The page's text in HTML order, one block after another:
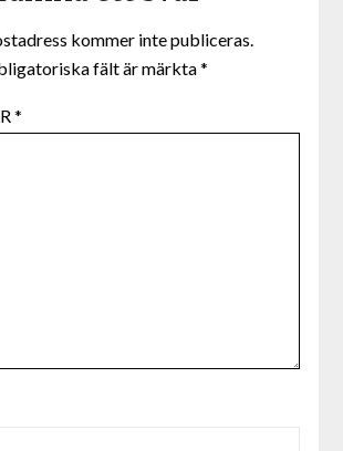
kommer inte publiceras.
fält är märkta*
*